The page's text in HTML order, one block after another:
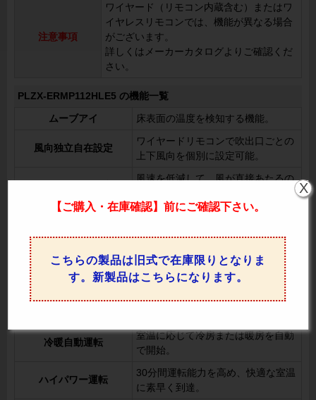
注意事項
ワイヤード（リモコン内蔵含む）またはワ
イヤレスリモコンでは、機能が異なる場合
がございます。
詳しくはメーカーカタログよりご確認くだ
さい。
PLZX-ERMP112HLE5 の機能一覧
ムーブアイ 床表面の温度を検知する機能。
風向独立自在設定
ワイヤードリモコンで吹出口ごとの
上下風向を個別に設定可能。
風速を低減して、風が直接あたるの
リモコン操作でスイングの設定を切
上下風向切換 リモコンで上下の風向を調整可能。
左右風向切換 リモコンで左右の風向を変更可能。
室温や設定温度に応じてファンの回
冷暖自動運転
室温に応じて冷房または暖房を自動
で開始。
ハイパワー運転
30分間運転能力を高め、快適な室温
に素早く到達。
【ご購入・在庫確認】前にご確認下さい。
こちらの製品は旧式で在庫限りとなりま
す。新製品はこちらになります。
X